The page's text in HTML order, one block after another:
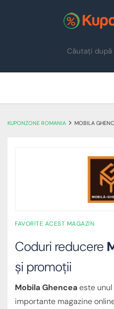
content
KUPONZONE ROMANIA > MOBILA
FAVORITE ACEST MAGAZIN
Coduri reducere
și promoții
Mobila Ghenceaeste
importante magazine